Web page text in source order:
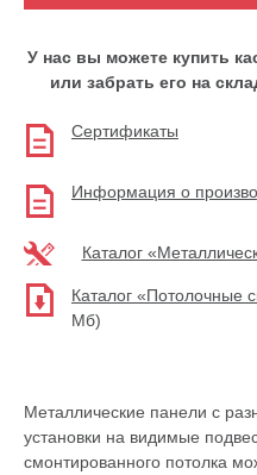
У нас вы можете купить
или забрать его на
Сертификаты
Информация о
Каталог
Каталог «Потолочные
Мб)
Металлические панели с
установки на видимые
смонтированного потолка